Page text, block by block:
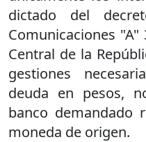
dictado del
Comunicaciones "A"
Central de la
gestiones
deuda en pesos,
banco demandado
moneda de origen.